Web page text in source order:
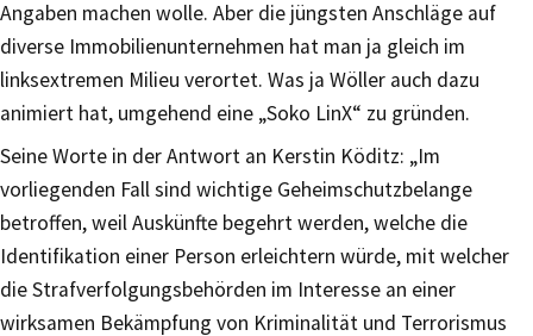
Angaben machen wolle. Aber die jüngsten Anschläge auf
diverse Immobilienunternehmen hat man ja gleich im
linksextremen Milieu verortet. Was ja Wöller auch dazu
animiert hat, umgehend eine „Soko LinX“ zu gründen.
Seine Worte in der Antwort an Kerstin Köditz: „Im
vorliegenden Fall sind wichtige Geheimschutzbelange
betroffen, weil Auskünfte begehrt werden, welche die
Identifikation einer Person erleichtern würde, mit welcher
die Strafverfolgungsbehörden im Interesse an einer
wirksamen Bekämpfung von Kriminalität und Terrorismus